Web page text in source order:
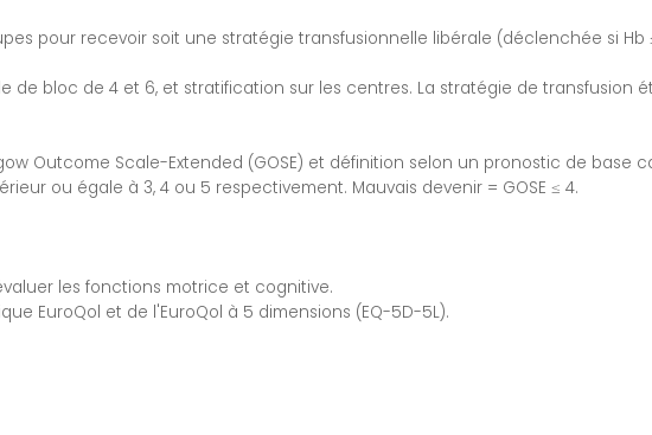
pour recevoir soit une stratégie transfusionnelle libérale (déclenchée si Hb
de bloc de 4 et 6, et stratification sur les centres. La stratégie de transfusion
Outcome Scale-Extended (GOSE) et définition selon un pronostic de base
ou égale à 3, 4 ou 5 respectivement. Mauvais devenir = GOSE ≤ 4.
les fonctions motrice et cognitive.
EuroQol et de l'EuroQol à 5 dimensions (EQ-5D-5L).